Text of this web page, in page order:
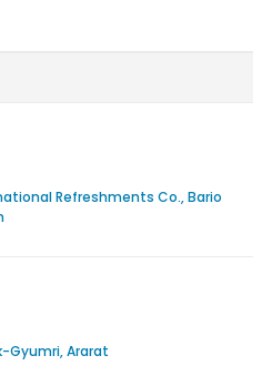
Refreshments Co., Bario
Gyumri, Ararat